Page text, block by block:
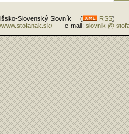
Slovenský Slovník ( RSS)
www.stofanak.sk/e-mail: slovnik @